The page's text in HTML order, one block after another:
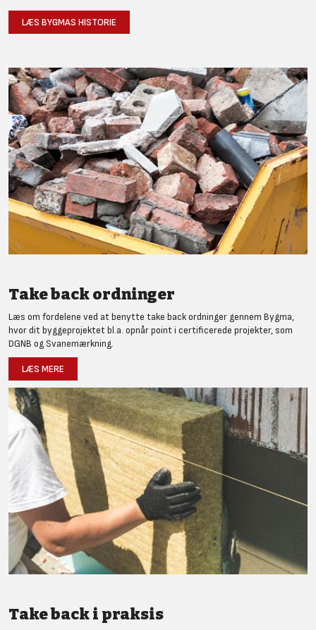
LÆS BYGMAS HISTORIE
Take back ordninger
Læs om fordelene ved at benytte take back ordninger gennem Bygma,
hvor dit byggeprojektet bl.a. opnår point i certificerede projekter, som
DGNB og Svanemærkning.
LÆS MERE
Take back i praksis